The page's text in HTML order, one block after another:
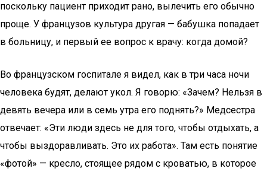
поскольку пациент приходит рано, вылечить его обычно
проще. У французов культура другая — бабушка попадает
в больницу, и первый ее вопрос к врачу: когда домой?
Во французском госпитале я видел, как в три часа ночи
человека будят, делают укол. Я говорю: «Зачем? Нельзя в
девять вечера или в семь утра его поднять?» Медсестра
отвечает: «Эти люди здесь не для того, чтобы отдыхать, а
чтобы выздоравливать. Это их работа». Там есть понятие
«фотой» — кресло, стоящее рядом с кроватью, в которое